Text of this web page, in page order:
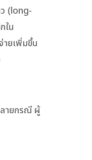
(long-
ใน
ายเพิ่มขึ้น
ายกรณี ผู้